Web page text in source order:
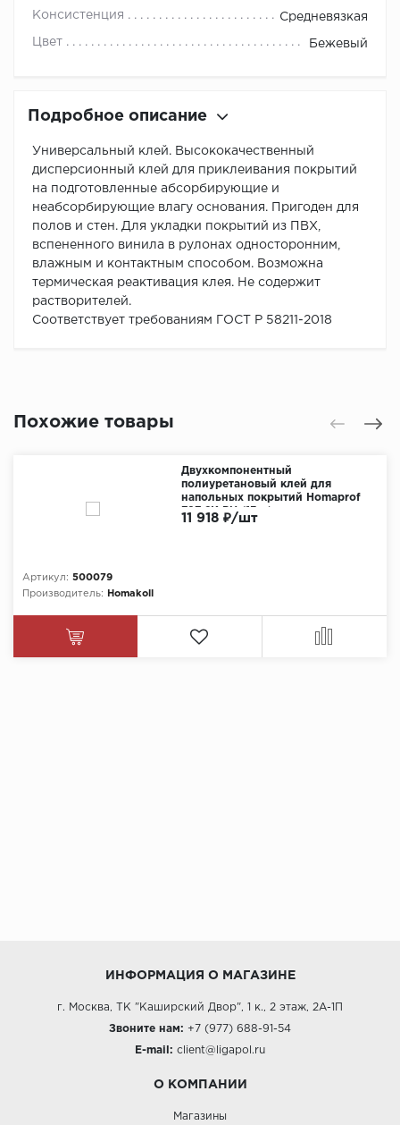
Консистенция Средневязкая
Цвет Бежевый
Подробное описание
Универсальный клей. Высококачественный
дисперсионный клей для приклеивания покрытий
на подготовленные абсорбирующие и
неабсорбирующие влагу основания. Пригоден для
полов и стен. Для укладки покрытий из ПВХ,
вспененного винила в рулонах односторонним,
влажным и контактным способом. Возможна
термическая реактивация клея. Не содержит
растворителей.
Соответствует требованиям ГОСТ Р 58211-2018
Похожие товары
Двухкомпонентный
полиуретановый клей для
напольных покрытий Homaprof
797 2K PU (13кг)
Артикул: 500079
Производитель:
Homakoll
11 918 ₽/шт
ИНФОРМАЦИЯ О МАГАЗИНЕ
г. Москва, ТК "Каширский Двор", 1 к., 2 этаж, 2А-1П
Звоните нам: +7 (977) 688-91-54
E-mail: client@ligapol.ru
О КОМПАНИИ
Магазины